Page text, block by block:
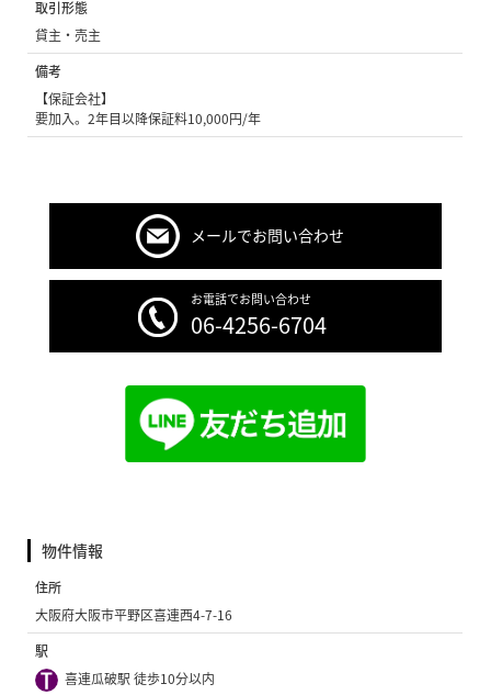
取引形態
貸主・売主
備考
【保証会社】
要加入。2年目以降保証料10,000円/年
メールでお問い合わせ
お電話でお問い合わせ
06-4256-6704
物件情報
住所
大阪府大阪市平野区喜連西4-7-16
駅
喜連瓜破駅 徒歩10分以内